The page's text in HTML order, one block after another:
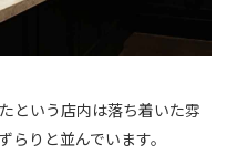
という店内は落ち着いた雰
りと並んでいます。